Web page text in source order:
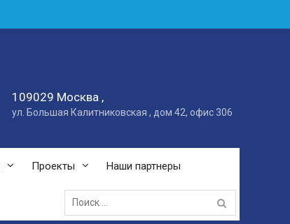
109029 Москва ,
ул. Большая Калитниковская , дом 42, офис 306
Проекты Наши партнеры
Поиск: